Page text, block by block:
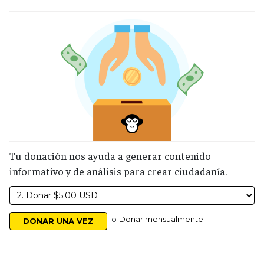
Tu donación nos ayuda a generar contenido
informativo y de análisis para crear ciudadanía.
o Donar mensualmente